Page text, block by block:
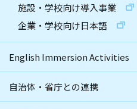
施設・学校向け導入事業
企業・学校向け日本語
English Immersion Activities
自治体・省庁との連携